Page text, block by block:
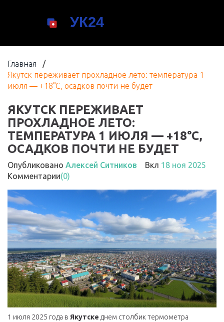
Главная /
Якутск переживает прохладное лето: температура 1
июля — +18°C, осадков почти не будет
ЯКУТСК ПЕРЕЖИВАЕТ
ПРОХЛАДНОЕ ЛЕТО:
ТЕМПЕРАТУРА 1 ИЮЛЯ — +18°C,
ОСАДКОВ ПОЧТИ НЕ БУДЕТ
Опубликовано Алексей Ситников Вкл 18 ноя 2025
Комментарии(0)
1 июля 2025 года в Якутске днем столбик термометра